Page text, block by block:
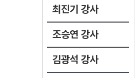
최진기 강사
조승연 강사
김광석 강사